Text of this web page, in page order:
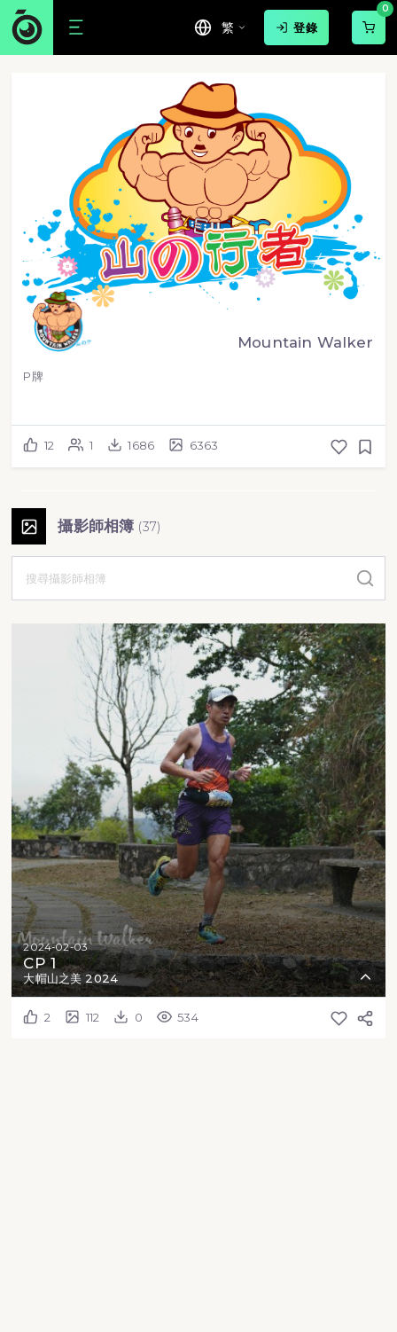
繁 登錄
0
Mountain Walker
P牌
12 1 1686 6363
攝影師相簿 (37)
2024-02-03
CP 1
大帽山之美 2024
2 112 0 534